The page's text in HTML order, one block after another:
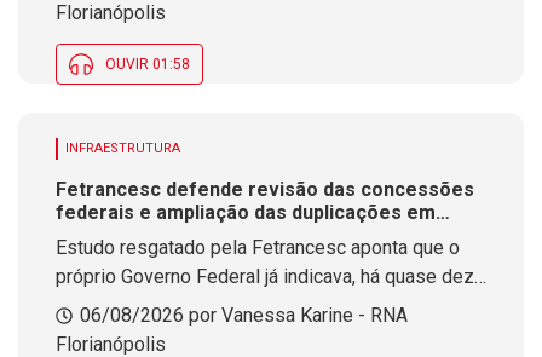
Florianópolis
OUVIR 01:58
INFRAESTRUTURA
Fetrancesc defende revisão das concessões
federais e ampliação das duplicações em
rodovias de SC
Estudo resgatado pela Fetrancesc aponta que o
próprio Governo Federal já indicava, há quase dez
anos, a necessidade de duplicar mais de 500
quilômetros das rodovias federais que integram
06/08/2026 por Vanessa Karine - RNA
Florianópolis